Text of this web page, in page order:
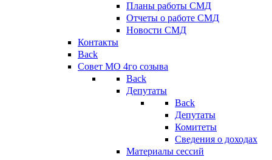
Планы работы СМД
Отчеты о работе СМД
Новости СМД
Контакты
Back
Совет МО 4го созыва
Back
Депутаты
Back
Депутаты
Комитеты
Сведения о доходах
Материалы сессий